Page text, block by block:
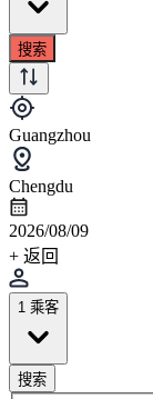
搜索
Guangzhou
Chengdu
2026/08/09
+ 返回
1 乘客
搜索